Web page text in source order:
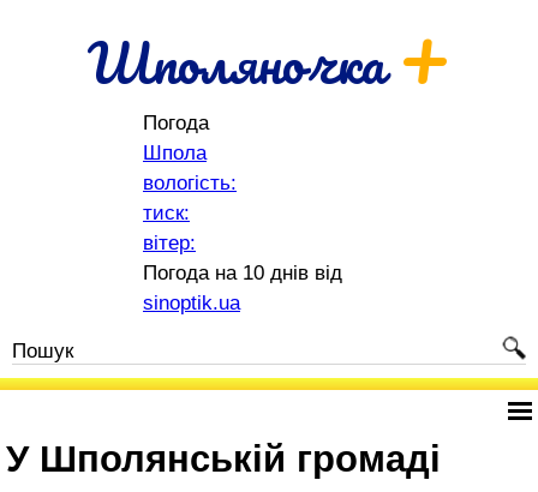
Шполяночка+
Погода
Шпола
вологість:
тиск:
вітер:
Погода на 10 днів від
sinoptik.ua
У Шполянській громаді